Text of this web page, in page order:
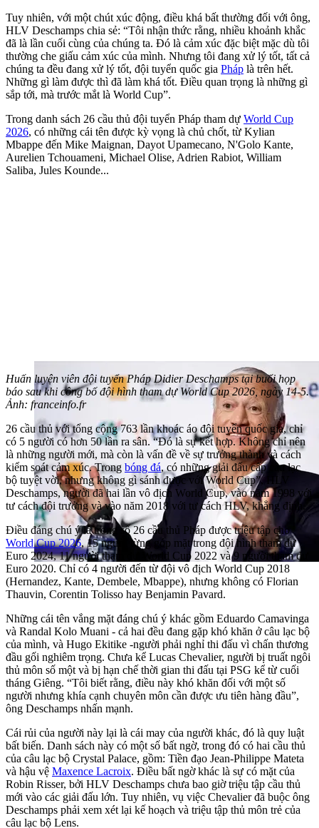
Tuy nhiên, với một chút xúc động, điều khá bất thường đối với ông,
HLV Deschamps chia sẻ: “Tôi nhận thức rằng, nhiều khoảnh khắc
đã là lần cuối cùng của chúng ta. Đó là cảm xúc đặc biệt mặc dù tôi
thường che giấu cảm xúc của mình. Nhưng tôi đang xử lý tốt, tất cả
chúng ta đều đang xử lý tốt, đội tuyển quốc gia Pháp là trên hết.
Những gì làm được thì đã làm khá tốt. Điều quan trọng là những gì
sắp tới, mà trước mắt là World Cup”.
Trong danh sách 26 cầu thủ đội tuyển Pháp tham dự World Cup
2026, có những cái tên được kỳ vọng là chủ chốt, từ Kylian
Mbappe đến Mike Maignan, Dayot Upamecano, N'Golo Kante,
Aurelien Tchouameni, Michael Olise, Adrien Rabiot, William
Saliba, Jules Kounde...
Huấn luyện viên đội tuyển Pháp Didier Deschamps tại buổi họp
báo sau khi công bố đội hình tham dự World Cup 2026, ngày 14-5.
Ảnh: franceinfo.fr
26 cầu thủ với tổng cộng 763 lần khoác áo đội tuyển quốc gia, chỉ
có 5 người có hơn 50 lần ra sân. “Đó là sự kết hợp. Không chỉ nên
là những người mới, mà còn là vấn đề về sự trưởng thành và cách
kiểm soát cảm xúc. Trong bóng đá, có những giải đấu cấp câu lạc
bộ tuyệt vời, nhưng không gì sánh được với World Cup”, HLV
Deschamps, người đã hai lần vô địch World Cup, vào năm 1998 với
tư cách đội trưởng và vào năm 2018 với tư cách HLV, khẳng định.
Điều đáng chú ý là trong số 26 cầu thủ Pháp được triệu tập cho
World Cup 2026, 15 người từng góp mặt trong đội hình tham dự
Euro 2024, 11 người tham dự World Cup 2022 và 9 người tham dự
Euro 2020. Chỉ có 4 người đến từ đội vô địch World Cup 2018
(Hernandez, Kante, Dembele, Mbappe), nhưng không có Florian
Thauvin, Corentin Tolisso hay Benjamin Pavard.
Những cái tên vắng mặt đáng chú ý khác gồm Eduardo Camavinga
và Randal Kolo Muani - cả hai đều đang gặp khó khăn ở câu lạc bộ
của mình, và Hugo Ekitike -người phải nghỉ thi đấu vì chấn thương
đầu gối nghiêm trọng. Chưa kể Lucas Chevalier, người bị truất ngôi
thủ môn số một và bị hạn chế thời gian thi đấu tại PSG kể từ cuối
tháng Giêng. “Tôi biết rằng, điều này khó khăn đối với một số
người nhưng khía cạnh chuyên môn cần được ưu tiên hàng đầu”,
ông Deschamps nhấn mạnh.
Cái rủi của người này lại là cái may của người khác, đó là quy luật
bất biến. Danh sách này có một số bất ngờ, trong đó có hai cầu thủ
của câu lạc bộ Crystal Palace, gồm: Tiền đạo Jean-Philippe Mateta
và hậu vệ Maxence Lacroix. Điều bất ngờ khác là sự có mặt của
Robin Risser, bởi HLV Deschamps chưa bao giờ triệu tập cầu thủ
mới vào các giải đấu lớn. Tuy nhiên, vụ việc Chevalier đã buộc ông
Deschamps phải xem xét lại kế hoạch và triệu tập thủ môn trẻ của
câu lạc bộ Lens.